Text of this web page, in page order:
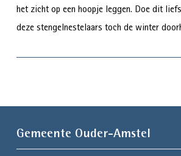
het zicht op een hoopje leggen. Doe dit
deze stengelnestelaars toch de winter
Gemeente Ouder-Amstel